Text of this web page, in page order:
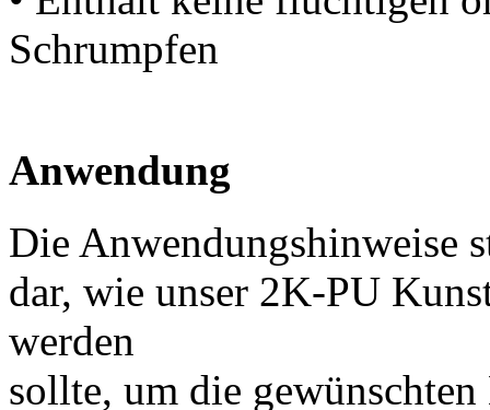
Schrumpfen
Anwendung
Die Anwendungshinweise
dar, wie unser 2K-PU
werden
sollte, um die